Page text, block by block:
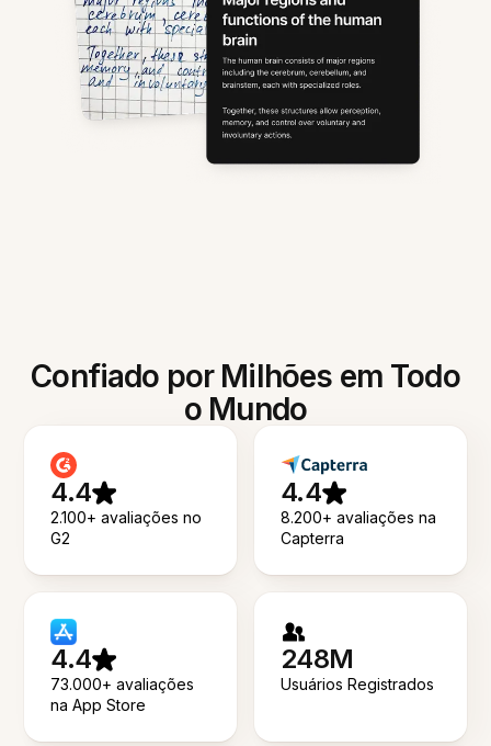
Confiado por Milhões em Todo
o Mundo
4.4
2.100+ avaliações no
G2
4.4
8.200+ avaliações na
Capterra
4.4
73.000+ avaliações
na App Store
248M
Usuários Registrados